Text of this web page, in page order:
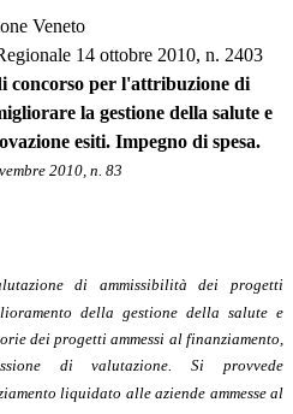
Veneto
14 ottobre 2010, n. 2403
concorso per l'attribuzione di
la gestione della salute e
esiti. Impegno di spesa.
2010, n. 83
di ammissibilità dei progetti
della gestione della salute e
dei progetti ammessi al finanziamento,
di valutazione. Si provvede
liquidato alle aziende ammesse al